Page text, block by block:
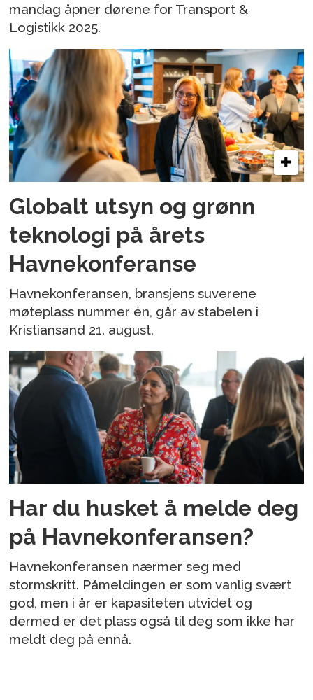
mandag åpner dørene for Transport &
Logistikk 2025.
Globalt utsyn og grønn
teknologi på årets
Havnekonferanse
Havnekonferansen, bransjens suverene
møteplass nummer én, går av stabelen i
Kristiansand 21. august.
Har du husket å melde deg
på Havnekonferansen?
Havnekonferansen nærmer seg med
stormskritt. Påmeldingen er som vanlig svært
god, men i år er kapasiteten utvidet og
dermed er det plass også til deg som ikke har
meldt deg på ennå.